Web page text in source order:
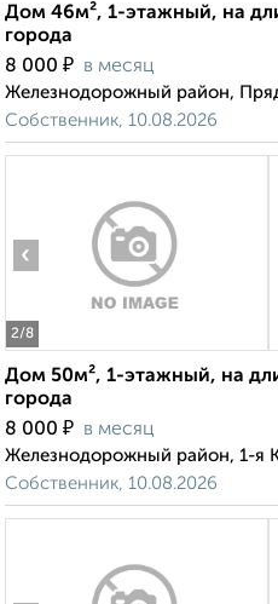
Дом 46м², 1-этажный, на
города
8 000 ₽ в месяц
Железнодорожный район,
Собственник, 10.08.2026
2/8
‹
Дом 50м², 1-этажный, на
города
8 000 ₽ в месяц
Железнодорожный район, 1-я
Собственник, 10.08.2026